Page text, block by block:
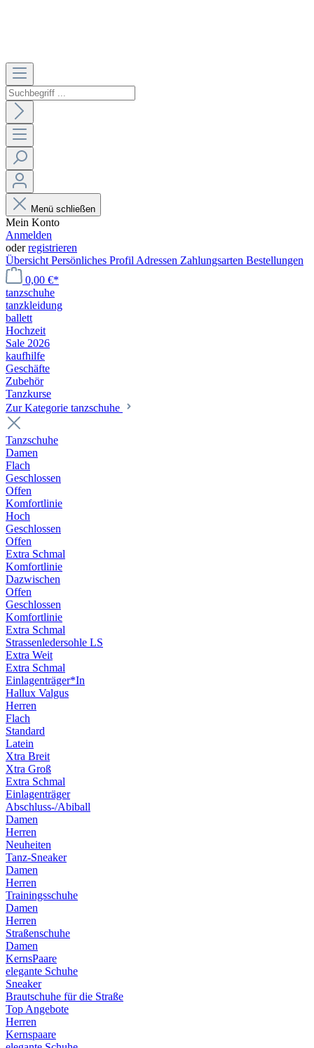
Menü schließen
Mein Konto
Anmelden
oderregistrieren
Übersicht Persönliches Profil Adressen Zahlungsarten Bestellungen
0,00 €*
tanzschuhe
tanzkleidung
ballett
Hochzeit
Sale 2026
kaufhilfe
Geschäfte
Zubehör
Tanzkurse
Zur Kategorie tanzschuhe
Tanzschuhe
Damen
Flach
Geschlossen
Offen
Komfortlinie
Hoch
Geschlossen
Offen
Extra Schmal
Komfortlinie
Dazwischen
Offen
Geschlossen
Komfortlinie
Extra Schmal
Strassenledersohle LS
Extra Weit
Extra Schmal
Einlagenträger*In
Hallux Valgus
Herren
Flach
Standard
Latein
Xtra Breit
Xtra Groß
Extra Schmal
Einlagenträger
Abschluss-/Abiball
Damen
Herren
Neuheiten
Tanz-Sneaker
Damen
Herren
Trainingsschuhe
Damen
Herren
Straßenschuhe
Damen
KernsPaare
elegante Schuhe
Sneaker
Brautschuhe für die Straße
Top Angebote
Herren
Kernspaare